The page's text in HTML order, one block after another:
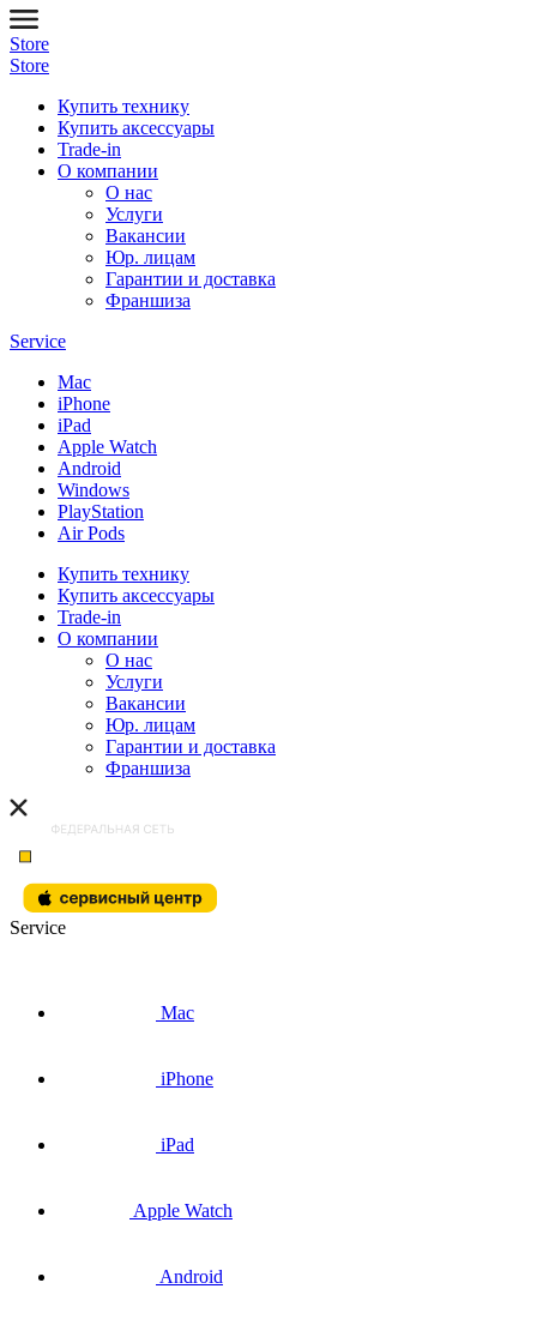
Store
Store
Купить технику
Купить аксессуары
Trade-in
О компании
О нас
Услуги
Вакансии
Юр. лицам
Гарантии и доставка
Франшиза
Service
Mac
iPhone
iPad
Apple Watch
Android
Windows
PlayStation
Air Pods
Купить технику
Купить аксессуары
Trade-in
О компании
О нас
Услуги
Вакансии
Юр. лицам
Гарантии и доставка
Франшиза
Service
Mac
iPhone
iPad
Apple Watch
Android